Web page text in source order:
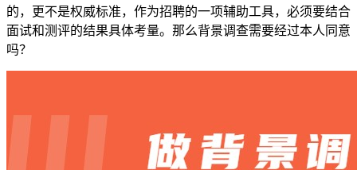
的，更不是权威标准，作为招聘的一项辅助工具，必须要结合
面试和测评的结果具体考量。那么背景调查需要经过本人同意
吗？